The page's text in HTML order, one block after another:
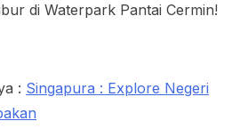
di Waterpark Pantai Cermin!
: Singapura : Explore Negeri